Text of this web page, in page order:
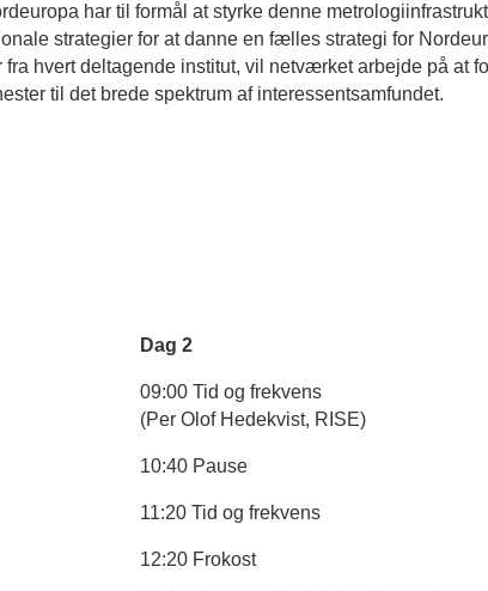
har til formål at styrke denne
strategier for at danne en fælles strategi for
hvert deltagende institut, vil netværket arbejde på at
til det brede spektrum af interessentsamfundet.
Dag 2
09:00 Tid og frekvens
(Per Olof Hedekvist, RISE)
10:40 Pause
11:20 Tid og frekvens
12:20 Frokost